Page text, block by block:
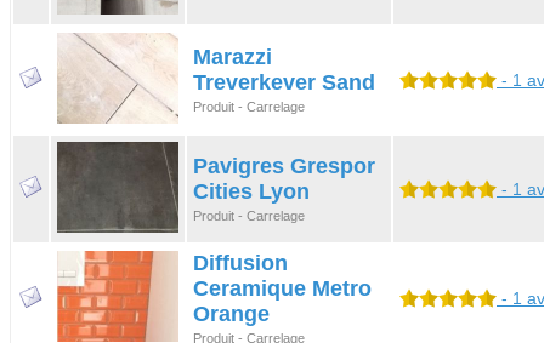
Marazzi
Treverkever Sand
Produit - Carrelage
- 1
Pavigres Grespor
Cities Lyon
Produit - Carrelage
- 1
Diffusion
Ceramique Metro
Orange
Produit - Carrelage
- 1